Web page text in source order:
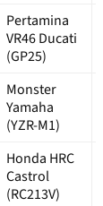
Pertamina
VR46 Ducati
(GP25)
Monster
Yamaha
(YZR-M1)
Honda HRC
Castrol
(RC213V)